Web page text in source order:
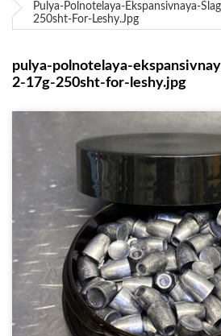
Pulya-Polnotelaya-Ekspansivnaya-
250sht-For-Leshy.jpg
pulya-polnotelaya-
2-17g-250sht-for-leshy.jpg